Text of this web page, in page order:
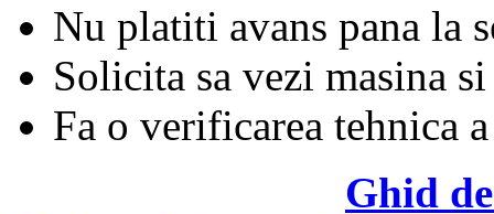
Nu platiti avans pana la
Solicita sa vezi masina si
Fa o verificarea tehnica
Ghid